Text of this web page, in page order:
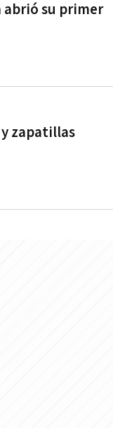
abrió su primer
zapatillas